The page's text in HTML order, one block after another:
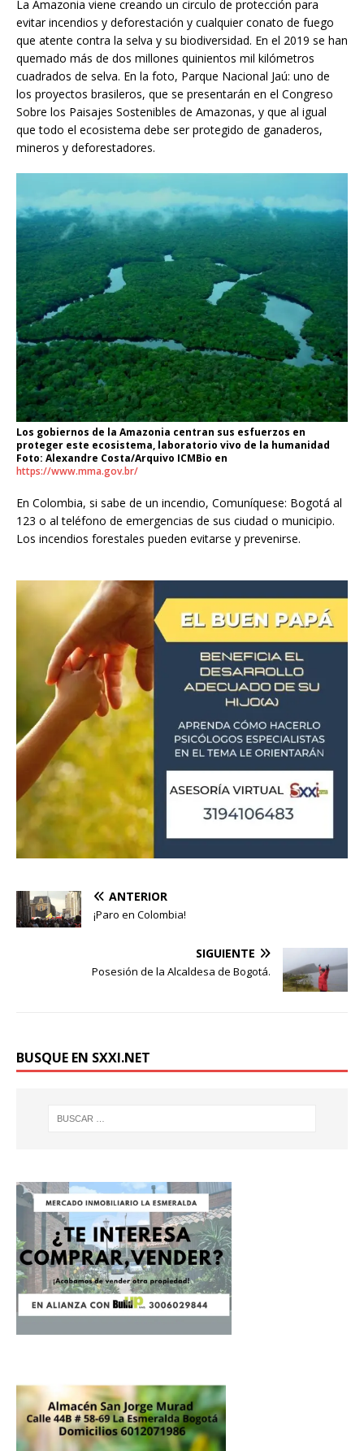
La Amazonia viene creando un circulo de protección para
evitar incendios y deforestación y cualquier conato de fuego
que atente contra la selva y su biodiversidad. En el 2019 se han
quemado más de dos millones quinientos mil kilómetros
cuadrados de selva. En la foto, Parque Nacional Jaú: uno de
los proyectos brasileros, que se presentarán en el Congreso
Sobre los Paisajes Sostenibles de Amazonas, y que al igual
que todo el ecosistema debe ser protegido de ganaderos,
mineros y deforestadores.
Los gobiernos de la Amazonia centran sus esfuerzos en
proteger este ecosistema, laboratorio vivo de la humanidad
Foto: Alexandre Costa/Arquivo ICMBio en
https://www.mma.gov.br/
En Colombia, si sabe de un incendio, Comuníquese: Bogotá al
123 o al teléfono de emergencias de sus ciudad o municipio.
Los incendios forestales pueden evitarse y prevenirse.
ANTERIOR
¡Paro en Colombia!
SIGUIENTE
Posesión de la Alcaldesa de Bogotá.
BUSQUE EN SXXI.NET